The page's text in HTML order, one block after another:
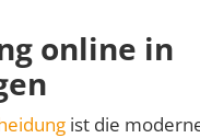
online in
ist die